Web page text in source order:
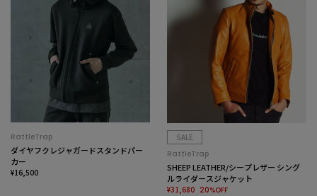
RattleTrap
ダイヤフクレジャガードスタンドパー
カー
¥16,500
SALE
RattleTrap
SHEEP LEATHER/シープレザー シング
ルライダースジャケット
¥31,680 20%OFF